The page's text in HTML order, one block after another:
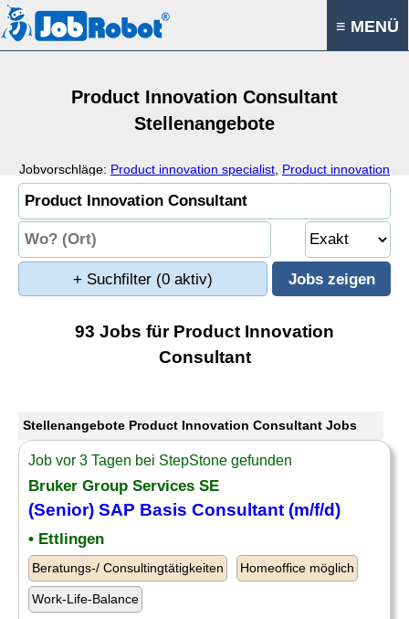
≡ MENÜ
Product Innovation Consultant
Stellenangebote
Jobvorschläge: Product innovation specialist Product innovation
engineer,Product innovation,Design
+ Suchfilter (0 aktiv)
93 Jobs für Product Innovation
Consultant
Stellenangebote Product Innovation Consultant Jobs
Job vor 3 Tagen bei StepStone gefunden
Bruker Group Services SE
(Senior) SAP Basis Consultant (m/f/d)
• Ettlingen
Beratungs-/ Consultingtätigkeiten Homeoffice möglich
Work-Life-Balance